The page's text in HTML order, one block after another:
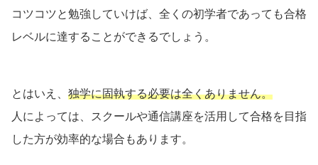
コツコツと勉強していけば、全くの初学者であっても合格
レベルに達することができるでしょう。
とはいえ、 独学に固執する必要は全くありません。
人によっては、スクールや通信講座を活用して合格を目指
した方が効率的な場合もあります。